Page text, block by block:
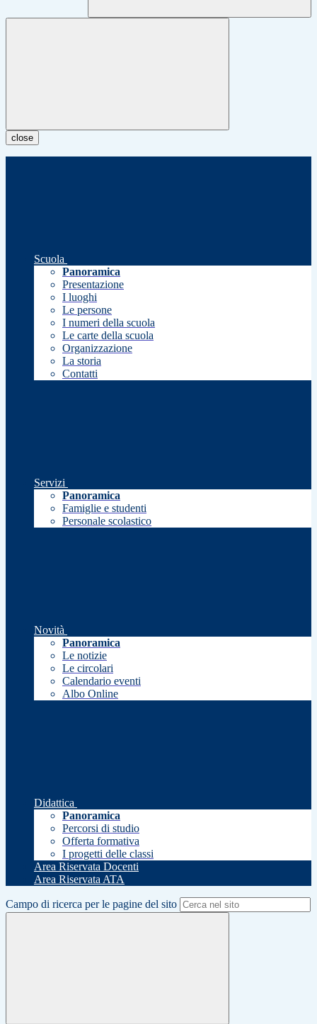
close
Scuola
Panoramica
Presentazione
I luoghi
Le persone
I numeri della scuola
Le carte della scuola
Organizzazione
La storia
Contatti
Servizi
Panoramica
Famiglie e studenti
Personale scolastico
Novità
Panoramica
Le notizie
Le circolari
Calendario eventi
Albo Online
Didattica
Panoramica
Percorsi di studio
Offerta formativa
I progetti delle classi
Area Riservata Docenti
Area Riservata ATA
Campo di ricerca per le pagine del sito